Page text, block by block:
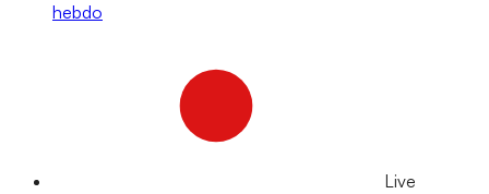
hebdo
Live